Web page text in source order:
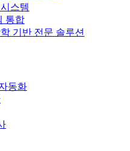
스템
통합
기반 전문 솔루션
동화